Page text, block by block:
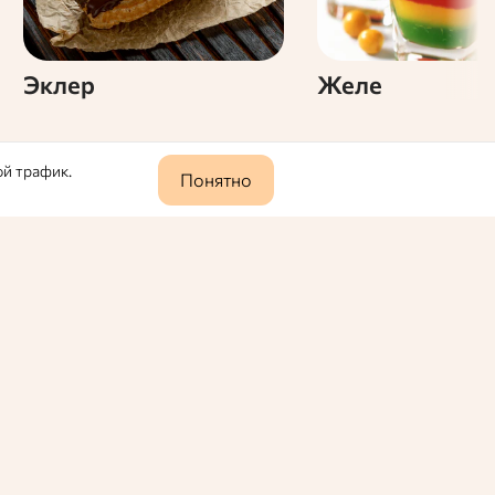
Эклер Желе
трафик.
Понятно